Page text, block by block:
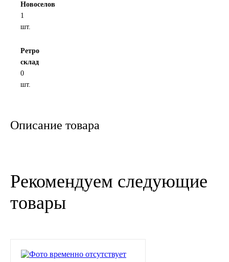
Новоуфимский НПЗ
Оригинальные масла
MOZER
Подшипники
АПП
ЕПК
Новоселов
1
шт.
Ретро
склад
0
шт.
Описание товара
Рекомендуем следующие
товары